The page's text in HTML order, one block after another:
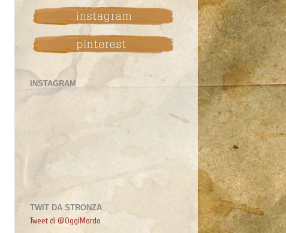
INSTAGRAM
TWIT DA STRONZA
Tweet di @OggiMordo